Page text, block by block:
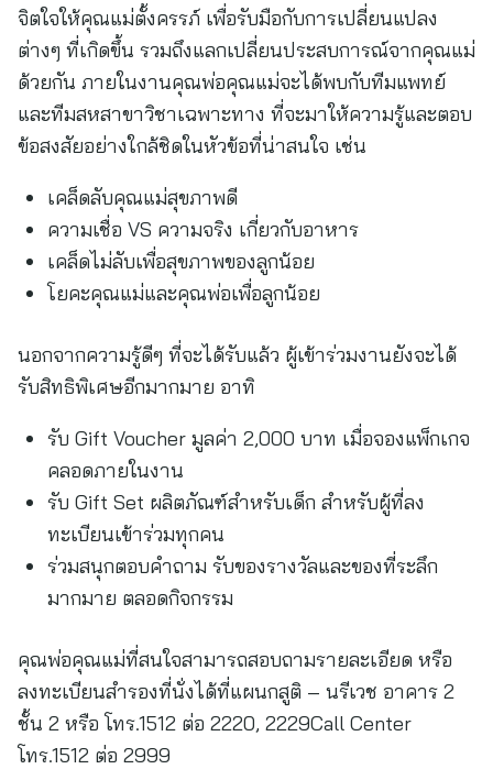
จิตใจให้คุณแม่ตั้งครรภ์ เพื่อรับมือกับการเปลี่ยนแปลง
ต่างๆ ที่เกิดขึ้น รวมถึงแลกเปลี่ยนประสบการณ์จากคุณแม่
ด้วยกัน ภายในงานคุณพ่อคุณแม่จะได้พบกับทีมแพทย์
และทีมสหสาขาวิชาเฉพาะทาง ที่จะมาให้ความรู้และตอบ
ข้อสงสัยอย่างใกล้ชิดในหัวข้อที่น่าสนใจ เช่น
เคล็ดลับคุณแม่สุขภาพดี
ความเชื่อ VS ความจริง เกี่ยวกับอาหาร
เคล็ดไม่ลับเพื่อสุขภาพของลูกน้อย
โยคะคุณแม่และคุณพ่อเพื่อลูกน้อย
นอกจากความรู้ดีๆ ที่จะได้รับแล้ว ผู้เข้าร่วมงานยังจะได้
รับสิทธิพิเศษอีกมากมาย อาทิ
รับ Gift Voucher มูลค่า 2,000 บาท เมื่อจองแพ็กเกจ
คลอดภายในงาน
รับ Gift Set ผลิตภัณฑ์สำหรับเด็ก สำหรับผู้ที่ลง
ทะเบียนเข้าร่วมทุกคน
ร่วมสนุกตอบคำถาม รับของรางวัลและของที่ระลึก
มากมาย ตลอดกิจกรรม
คุณพ่อคุณแม่ที่สนใจสามารถสอบถามรายละเอียด หรือ
ลงทะเบียนสำรองที่นั่งได้ที่แผนกสูติ – นรีเวช อาคาร 2
ชั้น 2 หรือ โทร.1512 ต่อ 2220, 2229Call Center
โทร.1512 ต่อ 2999